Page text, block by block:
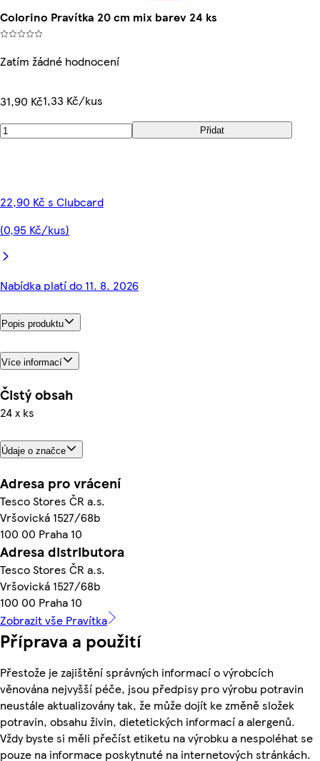
Colorino Pravítka 20 cm mix barev 24 ks
Zatím žádné hodnocení
31,90 Kč1,33 Kč/kus
Přidat
22,90 Kč s Clubcard
(0,95 Kč/kus)
Nabídka platí do 11. 8. 2026
Popis produktu
Více informací
Čistý obsah
24 x ks
Údaje o značce
Adresa pro vrácení
Tesco Stores ČR a.s.
Vršovická 1527/68b
100 00 Praha 10
Adresa distributora
Tesco Stores ČR a.s.
Vršovická 1527/68b
100 00 Praha 10
Zobrazit vše Pravítka
Příprava a použití
Přestože je zajištění správných informací o výrobcích
věnována nejvyšší péče, jsou předpisy pro výrobu potravin
neustále aktualizovány tak, že může dojít ke změně složek
potravin, obsahu živin, dietetických informací a alergenů.
Vždy byste si měli přečíst etiketu na výrobku a nespoléhat se
pouze na informace poskytnuté na internetových stránkách.